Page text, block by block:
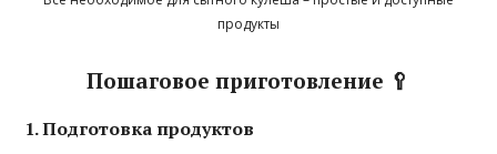
продукты
Пошаговое приготовление 🥄
1. Подготовка продуктов